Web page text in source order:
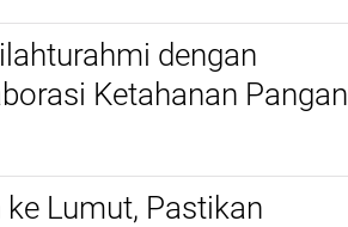
dengan
Ketahanan Pangan
Lumut, Pastikan